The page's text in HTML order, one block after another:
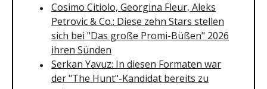
Cosimo Citiolo, Georgina Fleur, Aleks
Petrovic & Co.: Diese zehn Stars stellen
sich bei "Das große Promi-Büßen" 2026
ihren Sünden
Serkan Yavuz: In diesen Formaten war
der "The Hunt"-Kandidat bereits zu